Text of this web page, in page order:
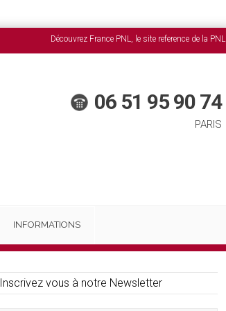
Découvrez France PNL, le site reference de la PNL
06 51 95 90 74
PARIS
INFORMATIONS
Inscrivez vous à notre Newsletter